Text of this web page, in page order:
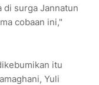
di surga Jannatun
cobaan ini,"
itu
Yuli